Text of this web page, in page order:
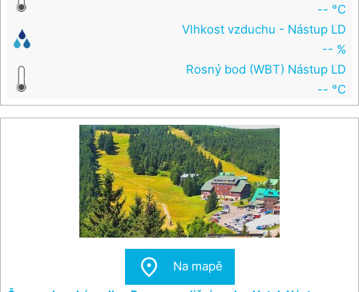
-- °C
Vlhkost vzduchu - Nástup LD
-- %
Rosný bod (WBT) Nástup LD
-- °C
 Na mapě